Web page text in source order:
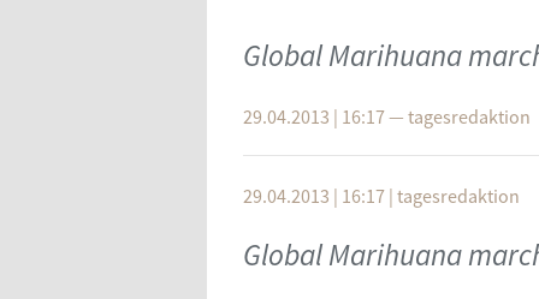
Global Marihuana
29.04.2013 | 16:17— tagesredaktion
29.04.2013 | 16:17 | tagesredaktion
Global Marihuana